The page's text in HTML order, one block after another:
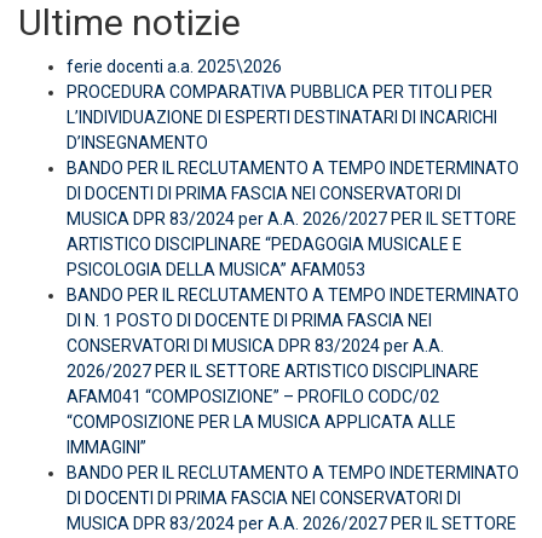
Ultime notizie
ferie docenti a.a. 2025\2026
PROCEDURA COMPARATIVA PUBBLICA PER TITOLI PER
L’INDIVIDUAZIONE DI ESPERTI DESTINATARI DI INCARICHI
D’INSEGNAMENTO
BANDO PER IL RECLUTAMENTO A TEMPO INDETERMINATO
DI DOCENTI DI PRIMA FASCIA NEI CONSERVATORI DI
MUSICA DPR 83/2024 per A.A. 2026/2027 PER IL SETTORE
ARTISTICO DISCIPLINARE “PEDAGOGIA MUSICALE E
PSICOLOGIA DELLA MUSICA” AFAM053
BANDO PER IL RECLUTAMENTO A TEMPO INDETERMINATO
DI N. 1 POSTO DI DOCENTE DI PRIMA FASCIA NEI
CONSERVATORI DI MUSICA DPR 83/2024 per A.A.
2026/2027 PER IL SETTORE ARTISTICO DISCIPLINARE
AFAM041 “COMPOSIZIONE” – PROFILO CODC/02
“COMPOSIZIONE PER LA MUSICA APPLICATA ALLE
IMMAGINI”
BANDO PER IL RECLUTAMENTO A TEMPO INDETERMINATO
DI DOCENTI DI PRIMA FASCIA NEI CONSERVATORI DI
MUSICA DPR 83/2024 per A.A. 2026/2027 PER IL SETTORE